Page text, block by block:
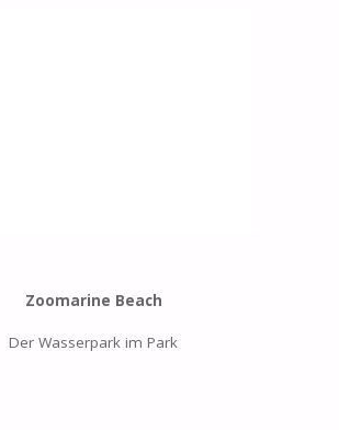
Zoomarine Beach
Der Wasserpark im Park